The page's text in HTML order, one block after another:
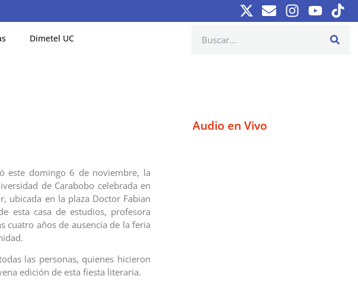
Dimetel UC
este domingo 6 de noviembre, la
de Carabobo celebrada en
ubicada en la plaza Doctor Fabian
esta casa de estudios, profesora
cuatro años de ausencia de la feria
las personas, quienes hicieron
edición de esta fiesta literaria.
Audio en Vivo